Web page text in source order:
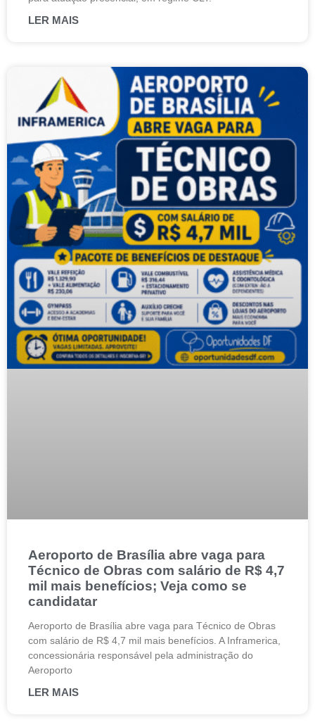
LER MAIS
Aeroporto de Brasília abre vaga para
Técnico de Obras com salário de R$ 4,7
mil mais benefícios; Veja como se
candidatar
Aeroporto de Brasília abre vaga para Técnico de Obras
com salário de R$ 4,7 mil mais benefícios. A Inframerica,
concessionária responsável pela administração do
Aeroporto
LER MAIS